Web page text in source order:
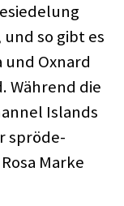
so gibt es
und Oxnard
Während die
Islands
spröde-
Marke